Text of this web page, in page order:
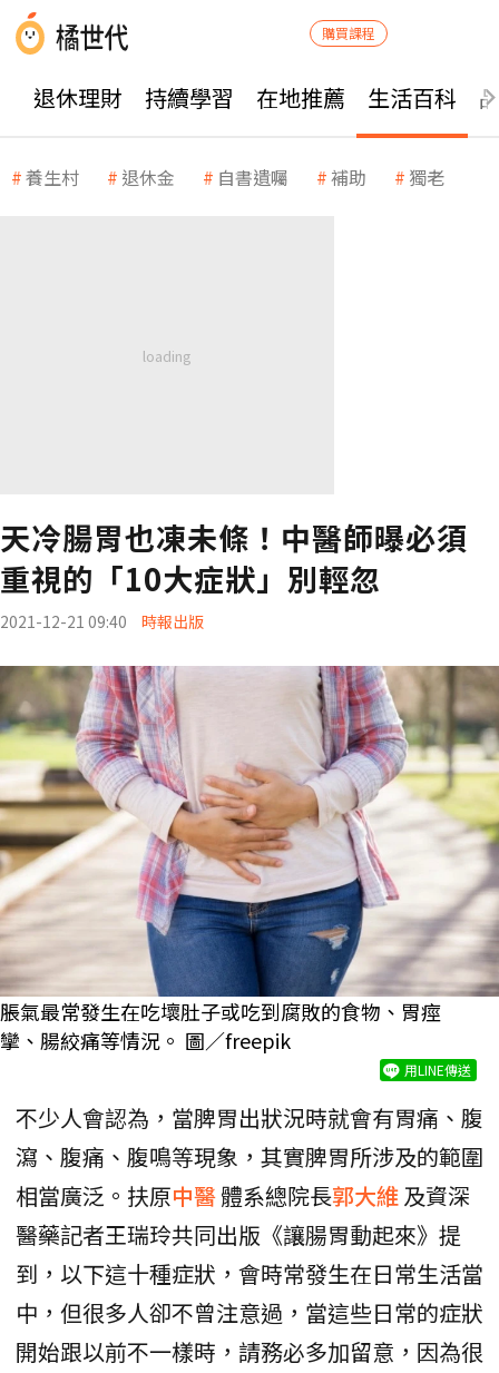
購買課程
退休理財 持續學習 在地推薦 生活百科
養生村 退休金 自書遺囑 補助 獨老
天冷腸胃也凍未條！中醫師曝必須
重視的「10大症狀」別輕忽
2021-12-21 09:40 時報出版
脹氣最常發生在吃壞肚子或吃到腐敗的食物、胃痙
攣、腸絞痛等情況。 圖／freepik
用LINE傳送
不少人會認為，當脾胃出狀況時就會有胃痛、腹
瀉、腹痛、腹鳴等現象，其實脾胃所涉及的範圍
相當廣泛。扶原中醫體系總院長郭大維及資深
醫藥記者王瑞玲共同出版《讓腸胃動起來》提
到，以下這十種症狀，會時常發生在日常生活當
中，但很多人卻不曾注意過，當這些日常的症狀
開始跟以前不一樣時，請務必多加留意，因為很